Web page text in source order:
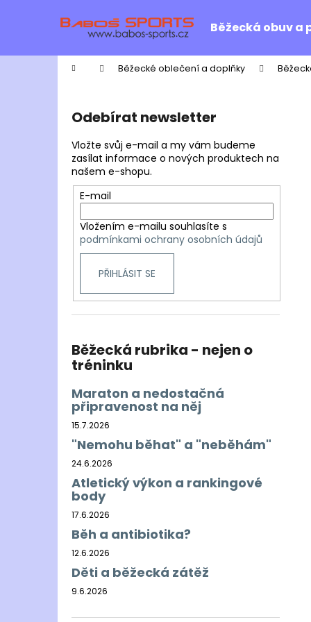
Běžecká obuv a
Domů Běžecké oblečení a doplňky
Odebírat newsletter
Vložte svůj e-mail a my vám budeme
zasílat informace o nových produktech na
našem e-shopu.
E-mail
Vložením e-mailu souhlasíte s
podmínkami ochrany osobních údajů
PŘIHLÁSIT SE
Běžecká rubrika - nejen o
tréninku
Maraton a nedostačná
připravenost na něj
15.7.2026
"Nemohu běhat" a "neběhám"
24.6.2026
Atletický výkon a rankingové
body
17.6.2026
Běh a antibiotika?
12.6.2026
Děti a běžecká zátěž
9.6.2026
í
do
do
BĚŽECKÁ BUNDA RONHILL EVERYDAY
899 Kč
Původně:1 200 Kč